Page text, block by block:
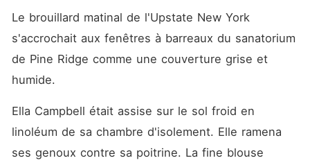
sortir. Pas pour la libérer,
mais pour la forcer à
s'agenouiller devant l'élite
de New York et présenter
l'a violemment étranglée, la
qu'elle suffoque. Ses parents
n'ont eu aucune pitié face à
son cou violacé. Ils ont
Le brouillard matinal de l'Upstate New York
s'accrochait aux fenêtres à barreaux du sanatorium
de Pine Ridge comme une couverture grise et
humide.
Ella Campbell était assise sur le sol froid en
linoléum de sa chambre d'isolement. Elle ramena
ses genoux contre sa poitrine. La fine blouse